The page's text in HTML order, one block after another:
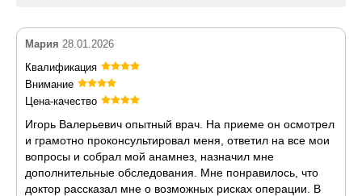
Мария 28.01.2026
Квалификация
Внимание
Цена-качество
Игорь Валерьевич опытный врач. На приеме он осмотрел
и грамотно проконсультировал меня, ответил на все мои
вопросы и собрал мой анамнез, назначил мне
дополнительные обследования. Мне понравилось, что
доктор рассказал мне о возможных рисках операции. В